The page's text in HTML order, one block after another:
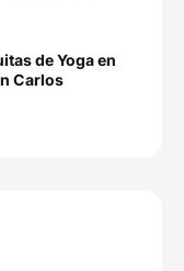
de Yoga en
Carlos